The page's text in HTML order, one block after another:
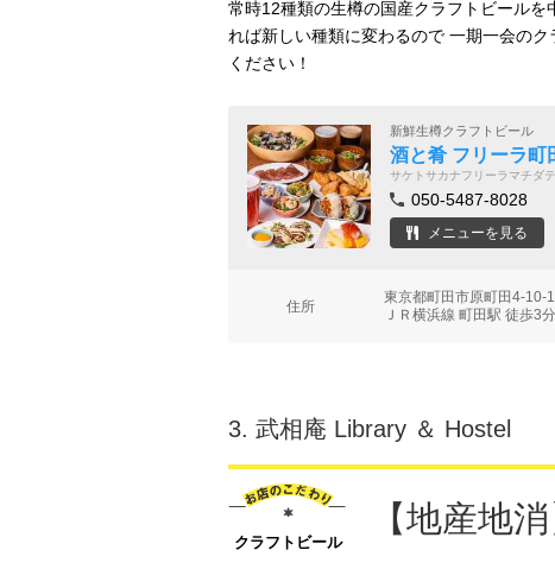
常時12種類の生樽の国産クラフトビール
れば新しい種類に変わるので 一期一会の
ください！
新鮮生樽クラフトビール
酒と肴 フリーラ町
サケトサカナフリーラマチダ
050-5487-8028
メニューを見る
住所
東京都町田市原町田4-
ＪＲ横浜線 町田駅 徒歩3分
3. 武相庵 Library ＆ Hostel
クラフトビール
【地産地